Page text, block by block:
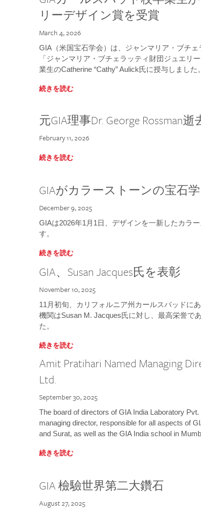
リーデザイン賞を受賞
March 4, 2026
GIA（米国宝石学会）は、ジャンマリア・ブチ
「ジャンマリア・ブチェラッティ財団ジュエリ
業生のCatherine “Cathy” Aulick氏に授与しました。
続きを読む
元GIA理事Dr. George Rossman逝
February 11, 2026
続きを読む
GIAがカラーストーンの宝石
December 9, 2025
GIAは2026年1月1日、デザインを一新したカラ
す。
続きを読む
GIA、Susan Jacques氏を表彰
November 10, 2025
11月初旬、カリフォルニア州カールスバッドに
機関はSusan M. Jacques氏に対し、最高栄誉で
た。
続きを読む
Amit Pratihari Named Managing
Ltd.
September 30, 2025
The board of directors of GIA India Laboratory
managing director, responsible for all aspects of
and Surat, as well as the GIA India school in
続きを読む
GIA 檢驗世界第二大鑽石
August 27, 2025